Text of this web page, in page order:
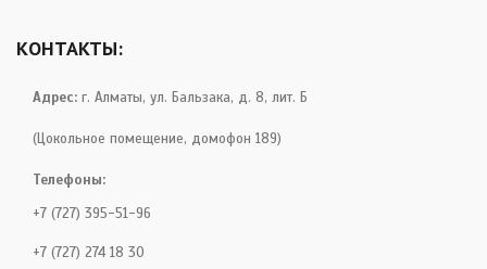
КОНТАКТЫ:
Адрес: г. Алматы, ул. Бальзака, д. 8, лит. Б
(Цокольное помещение, домофон 189)
Телефоны:
+7 (727) 395-51-96
+7 (727) 274 18 30